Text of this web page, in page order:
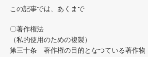
この記事では、あくまで
〇著作権法
（私的使用のための複製）
第三十条 著作権の目的となつている著作物